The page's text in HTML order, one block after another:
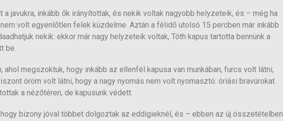
javukra, inkább ők irányítottak, és nekik voltak nagyobb helyzeteik, és – még ha
volt egyenlőtlen felek küzdelme. Aztán a félidő utolsó 15 percben már inkább
nekik: ekkor már nagy helyzeteik voltak, Tóth kapus tartotta bennünk a
be.
ahol megszoktuk, hogy inkább az ellenfél kapusa van munkában, furcs volt látni,
öröm volt látni, hogy a nagy nyomás nem volt nyomasztó: óriási bravúrokat
a nézőtéren, de kapusunk védett.
bizony jóval többet dolgoztak az eddigieknél, és – ebben az új összetételben